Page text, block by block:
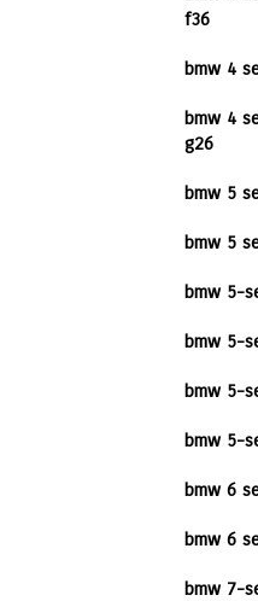
f36
bmw 4
bmw 4
g26
bmw 5
bmw 5
bmw 5-
bmw 5-
bmw 5-
bmw 5-
bmw 6
bmw 6
bmw 7-